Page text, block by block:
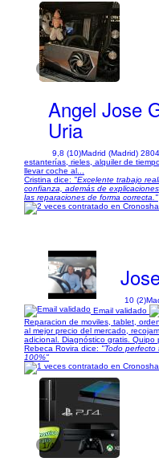
1/6
Angel Jose
Uria
9,8 (10)Madrid (Madrid)
estanterías, rieles, alquiler de
llevar coche al...
Cristina dice: "Excelente trabajo
confianza, además de
las reparaciones de forma correcta."
10 (2)
Email validado
Reparacion de moviles, tablet,
al mejor precio del mercado,
adicional. Diagnóstico gratis. Quipo
Rebeca Rovira dice: "Todo perfecto
100%"
1/4